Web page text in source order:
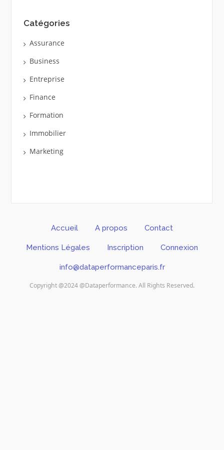
Catégories
Assurance
Business
Entreprise
Finance
Formation
Immobilier
Marketing
Accueil A propos Contact
Mentions Légales Inscription Connexion
info@dataperformanceparis.fr
Copyright @2024 @Dataperformance. All Rights Reserved.